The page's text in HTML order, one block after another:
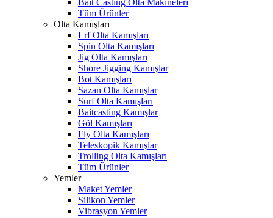
Bait Casting Olta Makineleri
Tüm Ürünler
Olta Kamışları
Lrf Olta Kamışları
Spin Olta Kamışları
Jig Olta Kamışları
Shore Jigging Kamışlar
Bot Kamışları
Sazan Olta Kamışlar
Surf Olta Kamışları
Baitcasting Kamışlar
Göl Kamışları
Fly Olta Kamışları
Teleskopik Kamışlar
Trolling Olta Kamışları
Tüm Ürünler
Yemler
Maket Yemler
Silikon Yemler
Vibrasyon Yemler